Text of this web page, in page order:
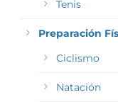
Tenis
Preparación
Ciclismo
Natación